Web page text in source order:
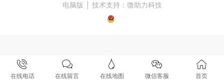
电脑版
技术支持： 微助力科技
在线电话 在线留言 在线地图 微信客服 首页